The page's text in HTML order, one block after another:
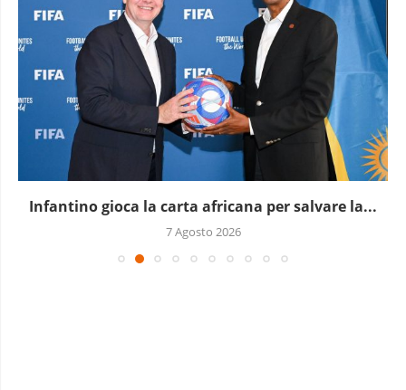
Infantino gioca la carta africana per salvare la...
7 Agosto 2026